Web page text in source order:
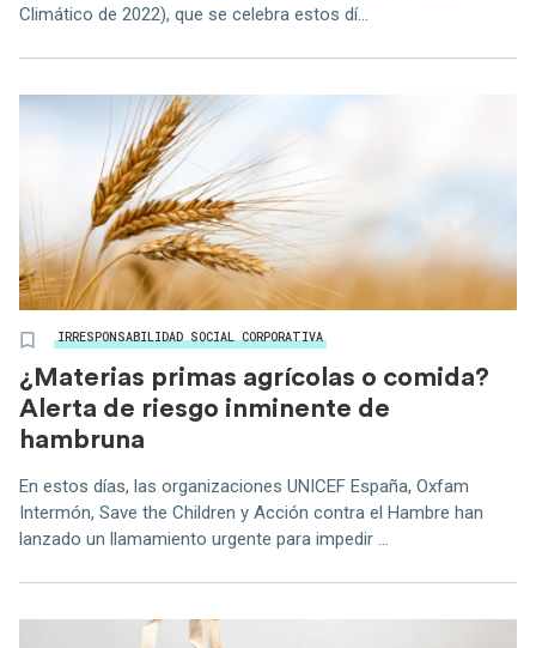
Climático de 2022), que se celebra estos dí...
IRRESPONSABILIDAD SOCIAL CORPORATIVA
¿Materias primas agrícolas o comida?
Alerta de riesgo inminente de
hambruna
En estos días, las organizaciones UNICEF España, Oxfam
Intermón, Save the Children y Acción contra el Hambre han
lanzado un llamamiento urgente para impedir ...